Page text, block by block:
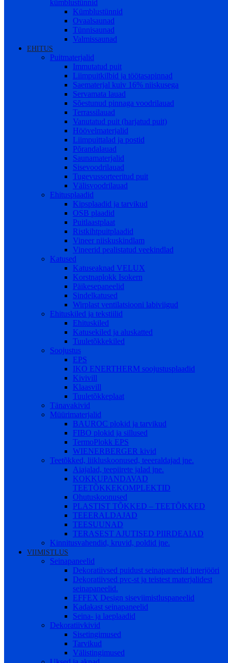
kümblustünnid
Kümblustünnid
Ovaalsaunad
Tünnisaunad
Valmissaunad
EHITUS
Puitmaterjalid
Immutatud puit
Liimpuitkilbid ja töötasapinnad
Saematerjal kuiv 16% niiskusega
Servamata lauad
Sõestunud pinnaga voodrilauad
Terrassilauad
Vanutatud puit (harjatud puit)
Höövelmaterjalid
Liimpuittalad ja postid
Põrandalauad
Saunamaterjalid
Sisevoodrilauad
Tugevussorteeritud puit
Välisvoodrilauad
Ehitusplaadid
Kipsplaadid ja tarvikud
OSB plaadid
Puitlaastplaat
Ristkihtpuitplaadid
Vineer niiskuskindlam
Vineerid pealistatud veekindlad
Katused
Katuseaknad VELUX
Korstnaplokk Isokern
Päikesepaneelid
Sindelkatused
Wirplast ventilatsiooni labiviigud
Ehituskiled ja tekstiilid
Ehituskiled
Katusekiled ja aluskatted
Tuuletõkkekiled
Soojustus
EPS
IKO ENERTHERM soojustusplaadid
Kivivill
Klaasvill
Tuuletõkkeplaat
Tänavakivid
Müürimaterjalid
BAUROC plokid ja tarvikud
FIBO plokid ja sillused
TermoPlokk EPS
WIENERBERGER kivid
Teetõkked, liikluskoonused, teeeraldajad jne.
Aiajalad, teepiirete jalad jne.
KOKKUPANDAVAD
TEETÕKKEKOMPLEKTID
Ohutuskoonused
PLASTIST TÕKKED – TEETÕKKED
TEEERALDAJAD
TEESUUNAD
TERASEST AJUTISED PIIRDEAIAD
Kinnitusvahendid, kruvid, poldid jne.
VIIMISTLUS
Seinapaneelid
Dekoratiivsed puidust seinapaneelid interjööri
Dekoratiivsed pvc-st ja teistest materjalidest
seinapaneelid.
EFFEX Design siseviimistluspaneelid
Kadakast seinapaneelid
Seina- ja laeplaadid
Dekoratiivkivid
Sisetingimused
Tarvikud
Välistingimused